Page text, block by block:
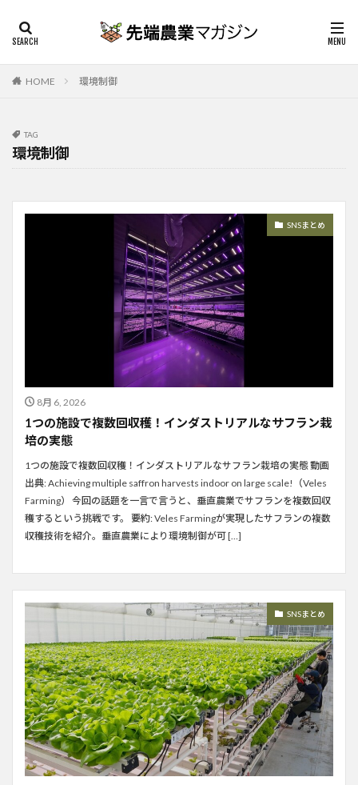
HOME 環境制御
TAG
環境制御
SNSまとめ
8月 6, 2026
1つの施設で複数回収穫！インダストリアルなサフラン栽
培の実態
1つの施設で複数回収穫！インダストリアルなサフラン栽培の実態 動画
出典: Achieving multiple saffron harvests indoor on large scale!（Veles
Farming） 今回の話題を一言で言うと、垂直農業でサフランを複数回収
穫するという挑戦です。 要約: Veles Farmingが実現したサフランの複数
収穫技術を紹介。垂直農業により環境制御が可 […]
SNSまとめ